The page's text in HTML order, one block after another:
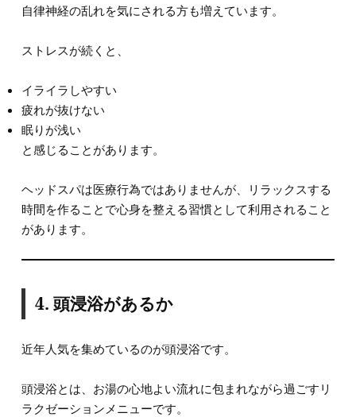
自律神経の乱れを気にされる方も増えています。
ストレスが続くと、
イライラしやすい
疲れが抜けない
眠りが浅い
と感じることがあります。
ヘッドスパは医療行為ではありませんが、リラックスする
時間を作ることで心身を整える習慣として利用されること
があります。
4. 頭浸浴があるか
近年人気を集めているのが頭浸浴です。
頭浸浴とは、お湯の心地よい流れに包まれながら過ごすリ
ラクゼーションメニューです。